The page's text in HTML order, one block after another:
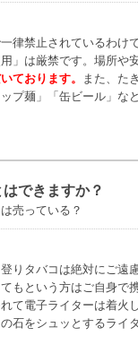
律禁止されているわけ
」は厳禁です。場所や
ております。
また、た
プ麺」「缶ビール」な
できますか？
売っている？
りタバコは絶対にご遠
もという方はご自身で
て電子ライターは着火
石をシュッとするライ